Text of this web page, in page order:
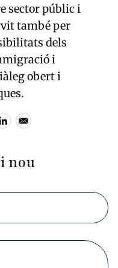
sector públic i
també per
dels
i
obert i
nou